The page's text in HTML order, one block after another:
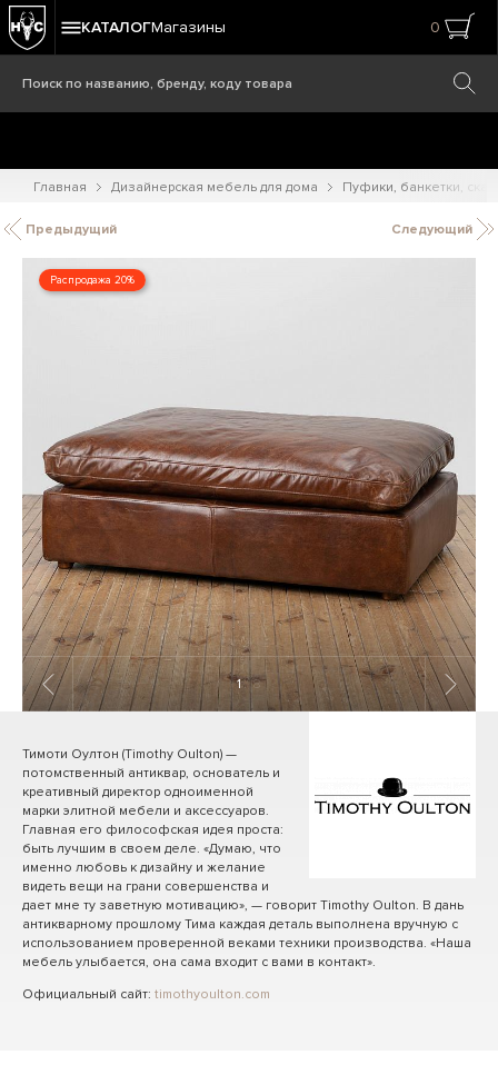
КАТАЛОГМагазины 0
Главная Дизайнерская мебель для дома Пуфики, банкетки,
Предыдущий Следующий
Распродажа 20%
1/ 8
Тимоти Оултон (Timothy Oulton) —
потомственный антиквар, основатель и
креативный директор одноименной
марки элитной мебели и аксессуаров.
Главная его философская идея проста:
быть лучшим в своем деле. «Думаю, что
именно любовь к дизайну и желание
видеть вещи на грани совершенства и
дает мне ту заветную мотивацию», — говорит Timothy Oulton. В дань
антикварному прошлому Тима каждая деталь выполнена вручную с
использованием проверенной веками техники производства. «Наша
мебель улыбается, она сама входит с вами в контакт».
Официальный сайт: timothyoulton.com